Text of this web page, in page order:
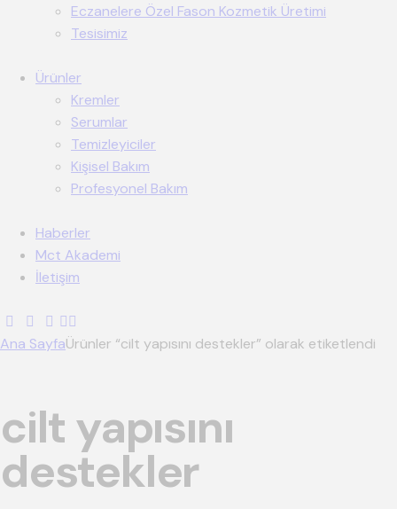
Eczanelere Özel Fason Kozmetik Üretimi
Tesisimiz
Ürünler
Kremler
Serumlar
Temizleyiciler
Kişisel Bakım
Profesyonel Bakım
Haberler
Mct Akademi
İletişim
Ana SayfaÜrünler “cilt yapısını destekler” olarak etiketlendi
cilt yapısını
destekler